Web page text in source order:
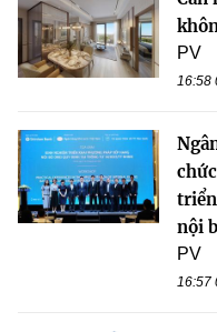
PV
16:58
nội
PV
16:57